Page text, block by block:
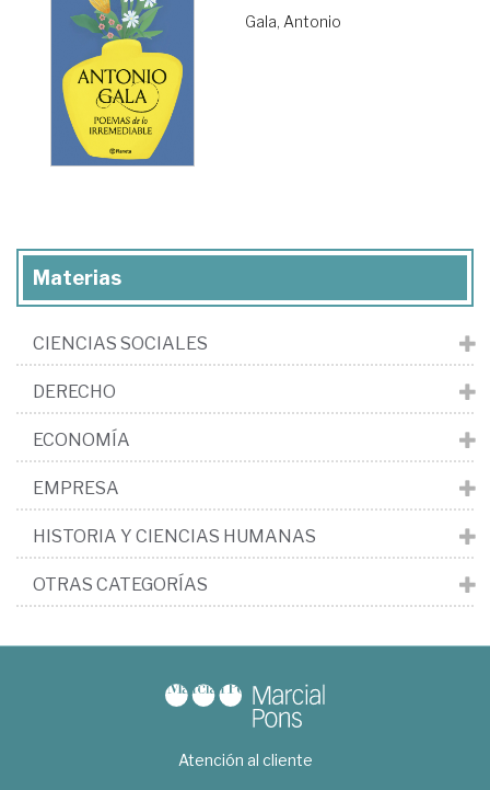
Gala, Antonio
Materias
CIENCIAS SOCIALES
DERECHO
ECONOMÍA
EMPRESA
HISTORIA Y CIENCIAS HUMANAS
OTRAS CATEGORÍAS
Atención al cliente